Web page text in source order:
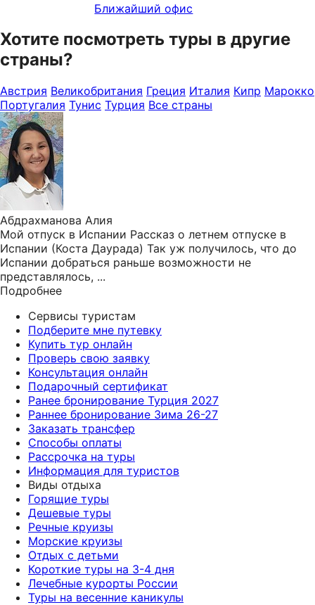
Ближайший офис
Хотите посмотреть туры в другие
страны?
Австрия Великобритания Греция Италия Кипр Марокко
Португалия Тунис Турция Все страны
Абдрахманова Алия
Мой отпуск в Испании Рассказ о летнем отпуске в
Испании (Коста Даурада) Так уж получилось, что до
Испании добраться раньше возможности не
представлялось, ...
Подробнее
Сервисы туристам
Подберите мне путевку
Купить тур онлайн
Проверь свою заявку
Консультация онлайн
Подарочный сертификат
Ранее бронирование Турция 2027
Раннее бронирование Зима 26-27
Заказать трансфер
Способы оплаты
Рассрочка на туры
Информация для туристов
Виды отдыха
Горящие туры
Дешевые туры
Речные круизы
Морские круизы
Отдых с детьми
Короткие туры на 3-4 дня
Лечебные курорты России
Туры на весенние каникулы